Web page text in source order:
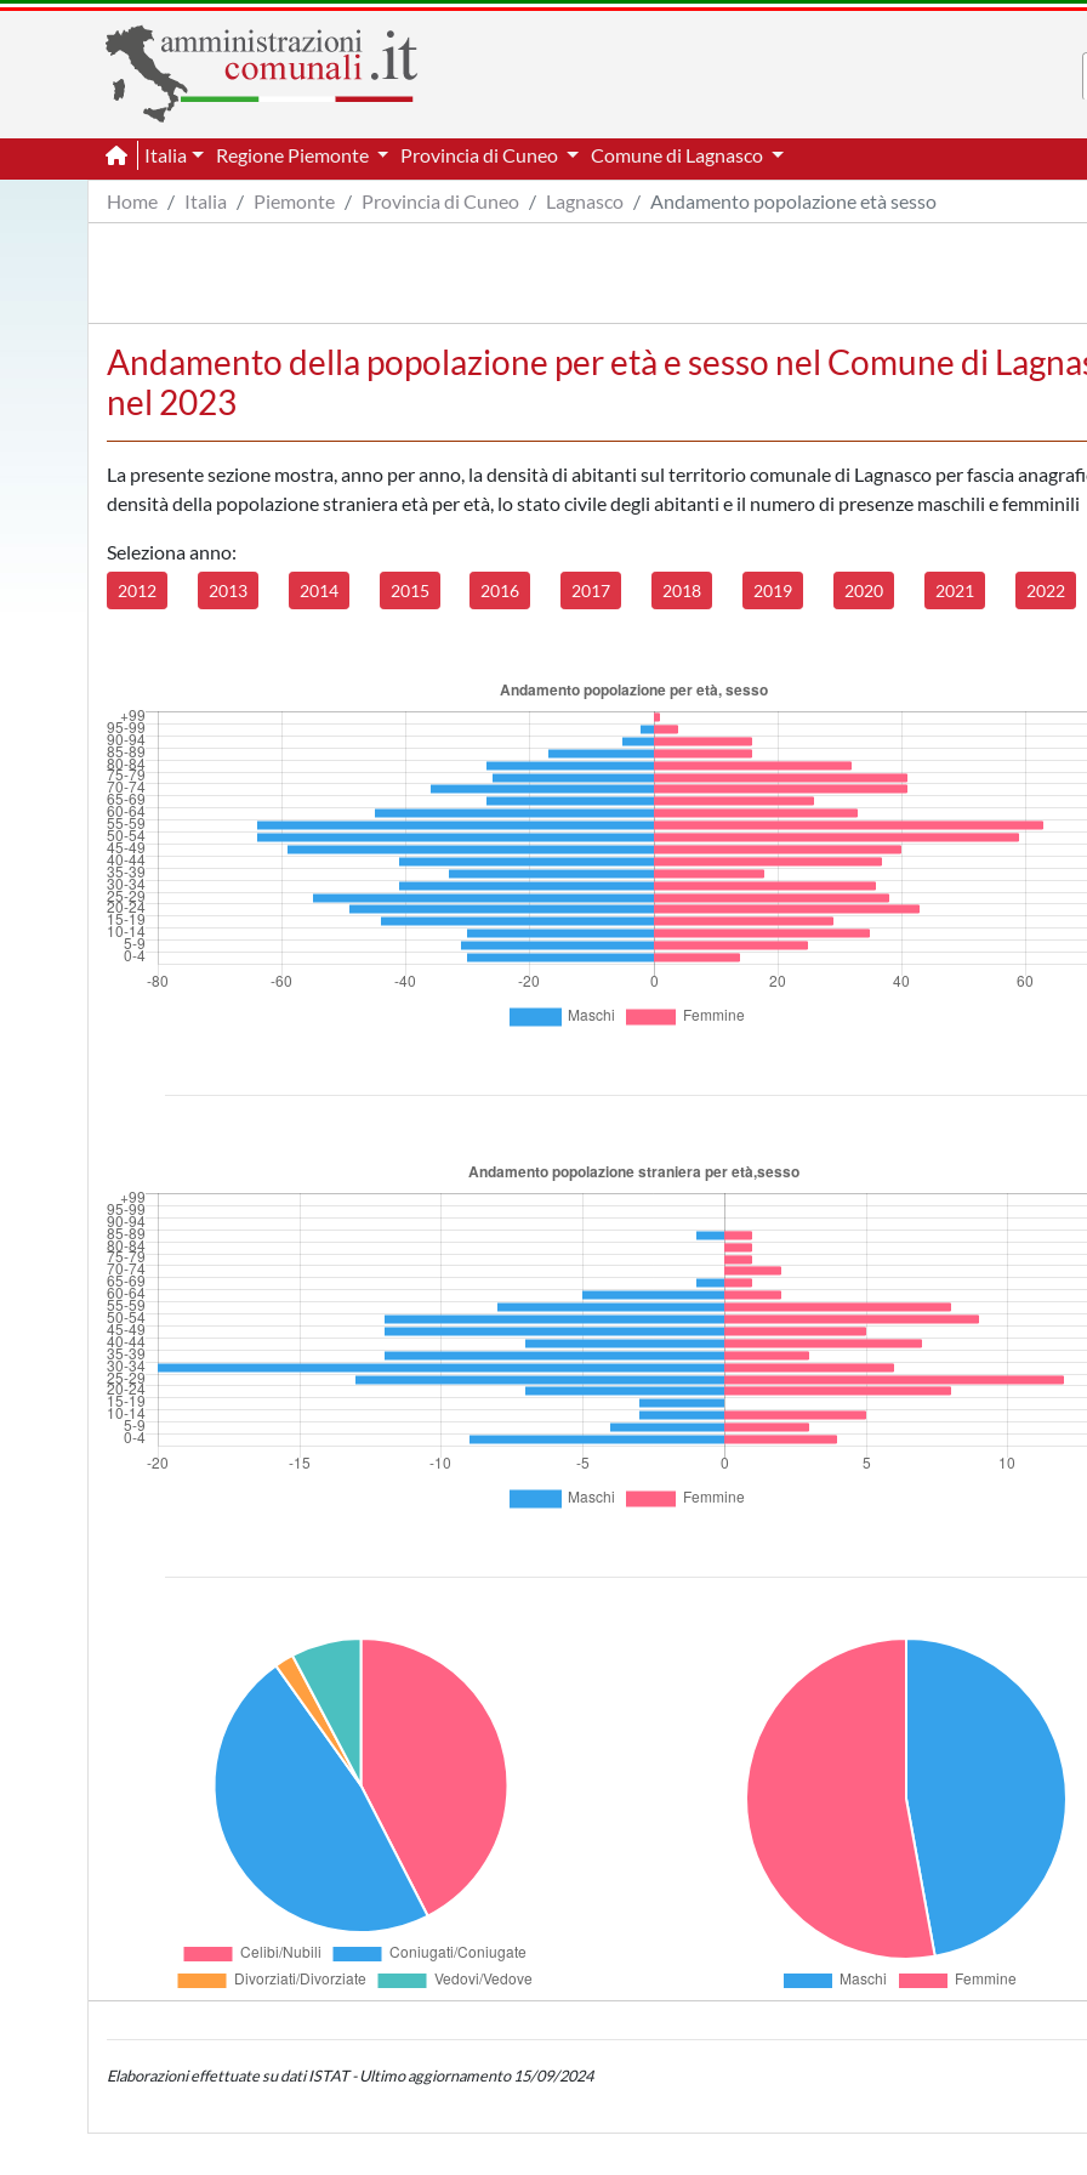
Italia Regione Piemonte Provincia di Cuneo
Comune di Lagnasco
Home
Italia Piemonte Provincia di Cuneo Lagnasco Andamento popolazione età sesso
Andamento della popolazione per età e sesso nel Comune di
nel 2023
La presente sezione mostra, anno per anno, la densità di abitanti sul territorio comunale di Lagnasco per fascia
densità della popolazione straniera età per età, lo stato civile degli abitanti e il numero di presenze maschili e femminili
Seleziona anno:
2012 2013 2014 2015 2016 2017 2018 2019 2020 2021 2022
Elaborazioni effettuate su dati ISTAT - Ultimo aggiornamento 15/09/2024